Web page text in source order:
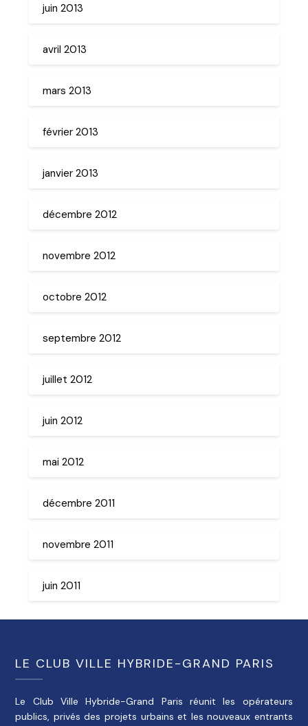
juin 2013
avril 2013
mars 2013
février 2013
janvier 2013
décembre 2012
novembre 2012
octobre 2012
septembre 2012
juillet 2012
juin 2012
mai 2012
décembre 2011
novembre 2011
juin 2011
LE CLUB VILLE HYBRIDE-GRAND PARIS
Le Club Ville Hybride-Grand Paris réunit les opérateurs
publics, privés des projets urbains et les nouveaux entrants